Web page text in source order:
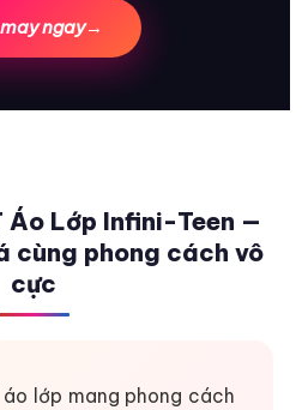
ngay
Áo Lớp Infini-Teen —
cùng phong cách vô
cực
lớp mang phong cách